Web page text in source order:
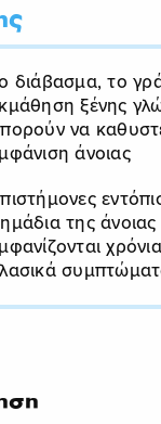
διάβασμα, το
ξένης
να
άνοιας
της